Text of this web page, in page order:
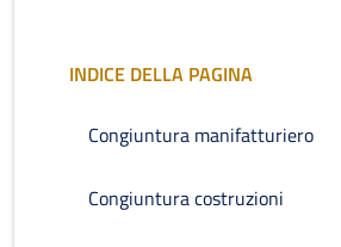
INDICE DELLA PAGINA
Congiuntura manifatturiero
Congiuntura costruzioni